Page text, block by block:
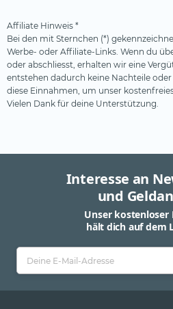
Affiliate Hinweis *
Bei den mit Sternchen (*)
Werbe- oder Affiliate-Links. Wenn du
oder abschliesst, erhalten wir eine
entstehen dadurch keine Nachteile
diese Einnahmen, um unser
Vielen Dank für deine Unterstützung.
Interesse an
und
Unser kostenloser
hält dich auf dem